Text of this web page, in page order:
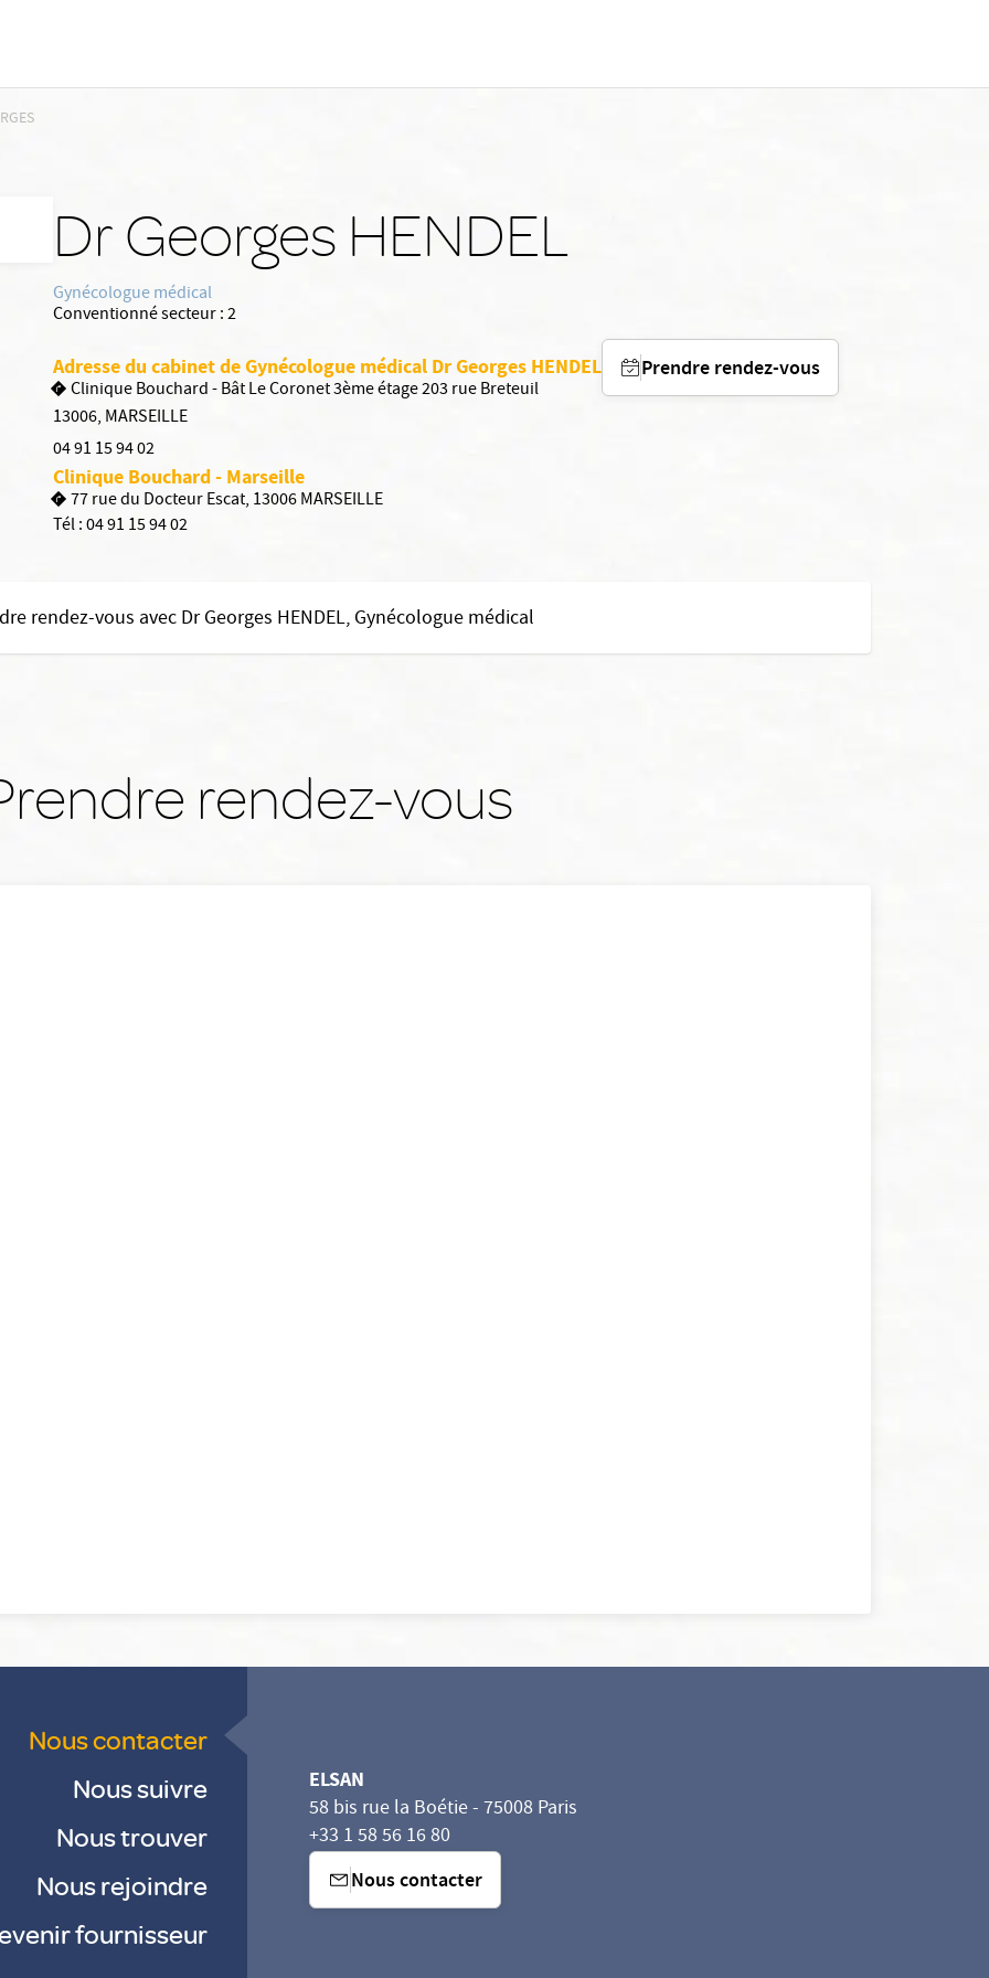
vos Options
Dr Georges HENDEL
Gynécologue médical
Conventionné secteur :2
Adresse du cabinet de Gynécologue médical Dr Georges HENDEL
Clinique Bouchard - Bât Le Coronet 3ème étage 203 rue Breteuil
13006, MARSEILLE
04 91 15 94 02
Clinique Bouchard - Marseille
77 rue du Docteur Escat, 13006 MARSEILLE
Tél :04 91 15 94 02
Prendre rendez-vous
rendez-vous avec Dr Georges HENDEL, Gynécologue médical
rendez-vous
Nous contacter
Nous suivre
Nous trouver
Nous rejoindre
fournisseur
ELSAN
58 bis rue la Boétie - 75008 Paris
+33 1 58 56 16 80
Nous contacter